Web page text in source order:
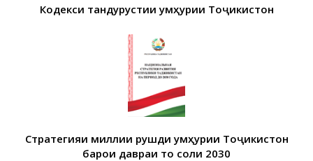
Кодекси тандурустии Ҷумҳурии Тоҷикистон
Стратегияи миллии рушди Ҷумҳурии Тоҷикистон
барои давраи то соли 2030